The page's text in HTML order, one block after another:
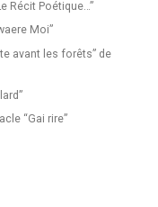
Récit Poétique…”
Moi”
avant les forêts” de
“Gai rire”